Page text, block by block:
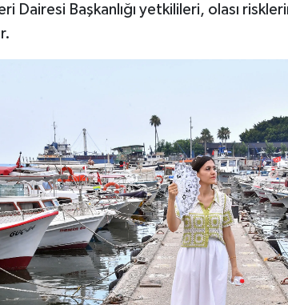
Dairesi Başkanlığı yetkilileri, olası